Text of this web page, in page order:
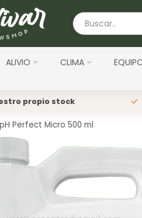
ALIVIO CLIMA
propio stock
Perfect Micro 500 ml